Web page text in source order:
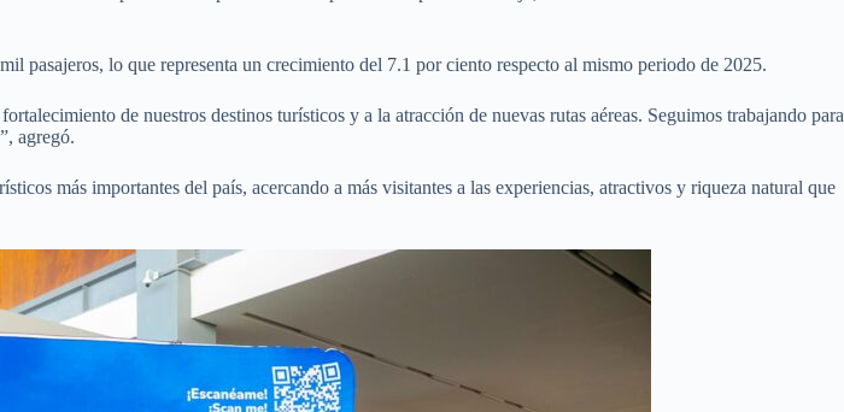
pasajeros, lo que representa un crecimiento del 7.1 por ciento respecto al mismo periodo de 2025.
de nuestros destinos turísticos y a la atracción de nuevas rutas aéreas. Seguimos trabajando para
agregó.
más importantes del país, acercando a más visitantes a las experiencias, atractivos y riqueza natural que